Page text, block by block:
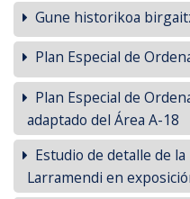
Gune historikoa
Plan Especial de
Plan Especial de
adaptado del Área A-18
Estudio de detalle de
Larramendi en